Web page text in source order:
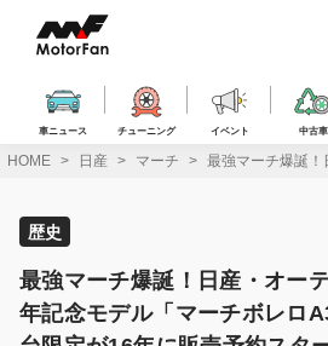
ス
車ニュース チューニング イベント 中古車
HOME 日産 マーチ 最強マーチ爆誕
歴史
最強マーチ爆誕！日産・オー
年記念モデル「マーチボレロ